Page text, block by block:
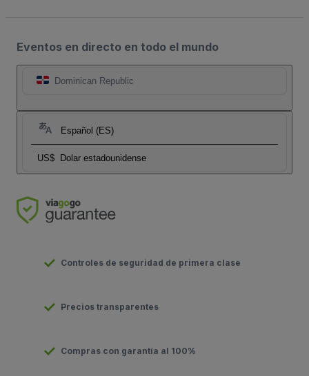
Eventos en directo en todo el mundo
Dominican Republic
Español (ES)
US$ Dolar estadounidense
Controles de seguridad de primera clase
Precios transparentes
Compras con garantía al 100%